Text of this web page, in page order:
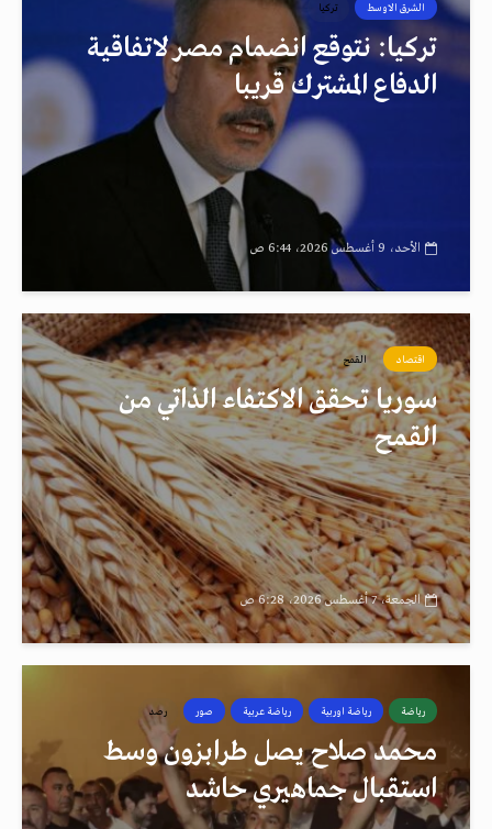
الشرق الاوسط تركيا
تركيا: نتوقع انضمام مصر لاتفاقية
الدفاع المشترك قريبا
الأحد، 9 أغسطس 2026، 6:44 ص
اقتصاد القمح
سوريا تحقق الاكتفاء الذاتي من
القمح
الجمعة، 7 أغسطس 2026، 6:28 ص
رياضة رياضة اوربية رياضة عربية صور رصد
محمد صلاح يصل طرابزون وسط
استقبال جماهيري حاشد